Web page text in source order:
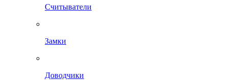
Считыватели
Замки
Доводчики